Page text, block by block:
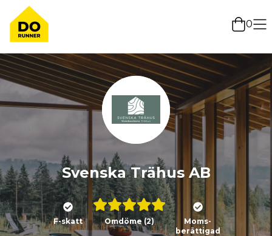
0
Svenska Trähus AB
F-skatt Omdöme (2)
Moms-
berättigad